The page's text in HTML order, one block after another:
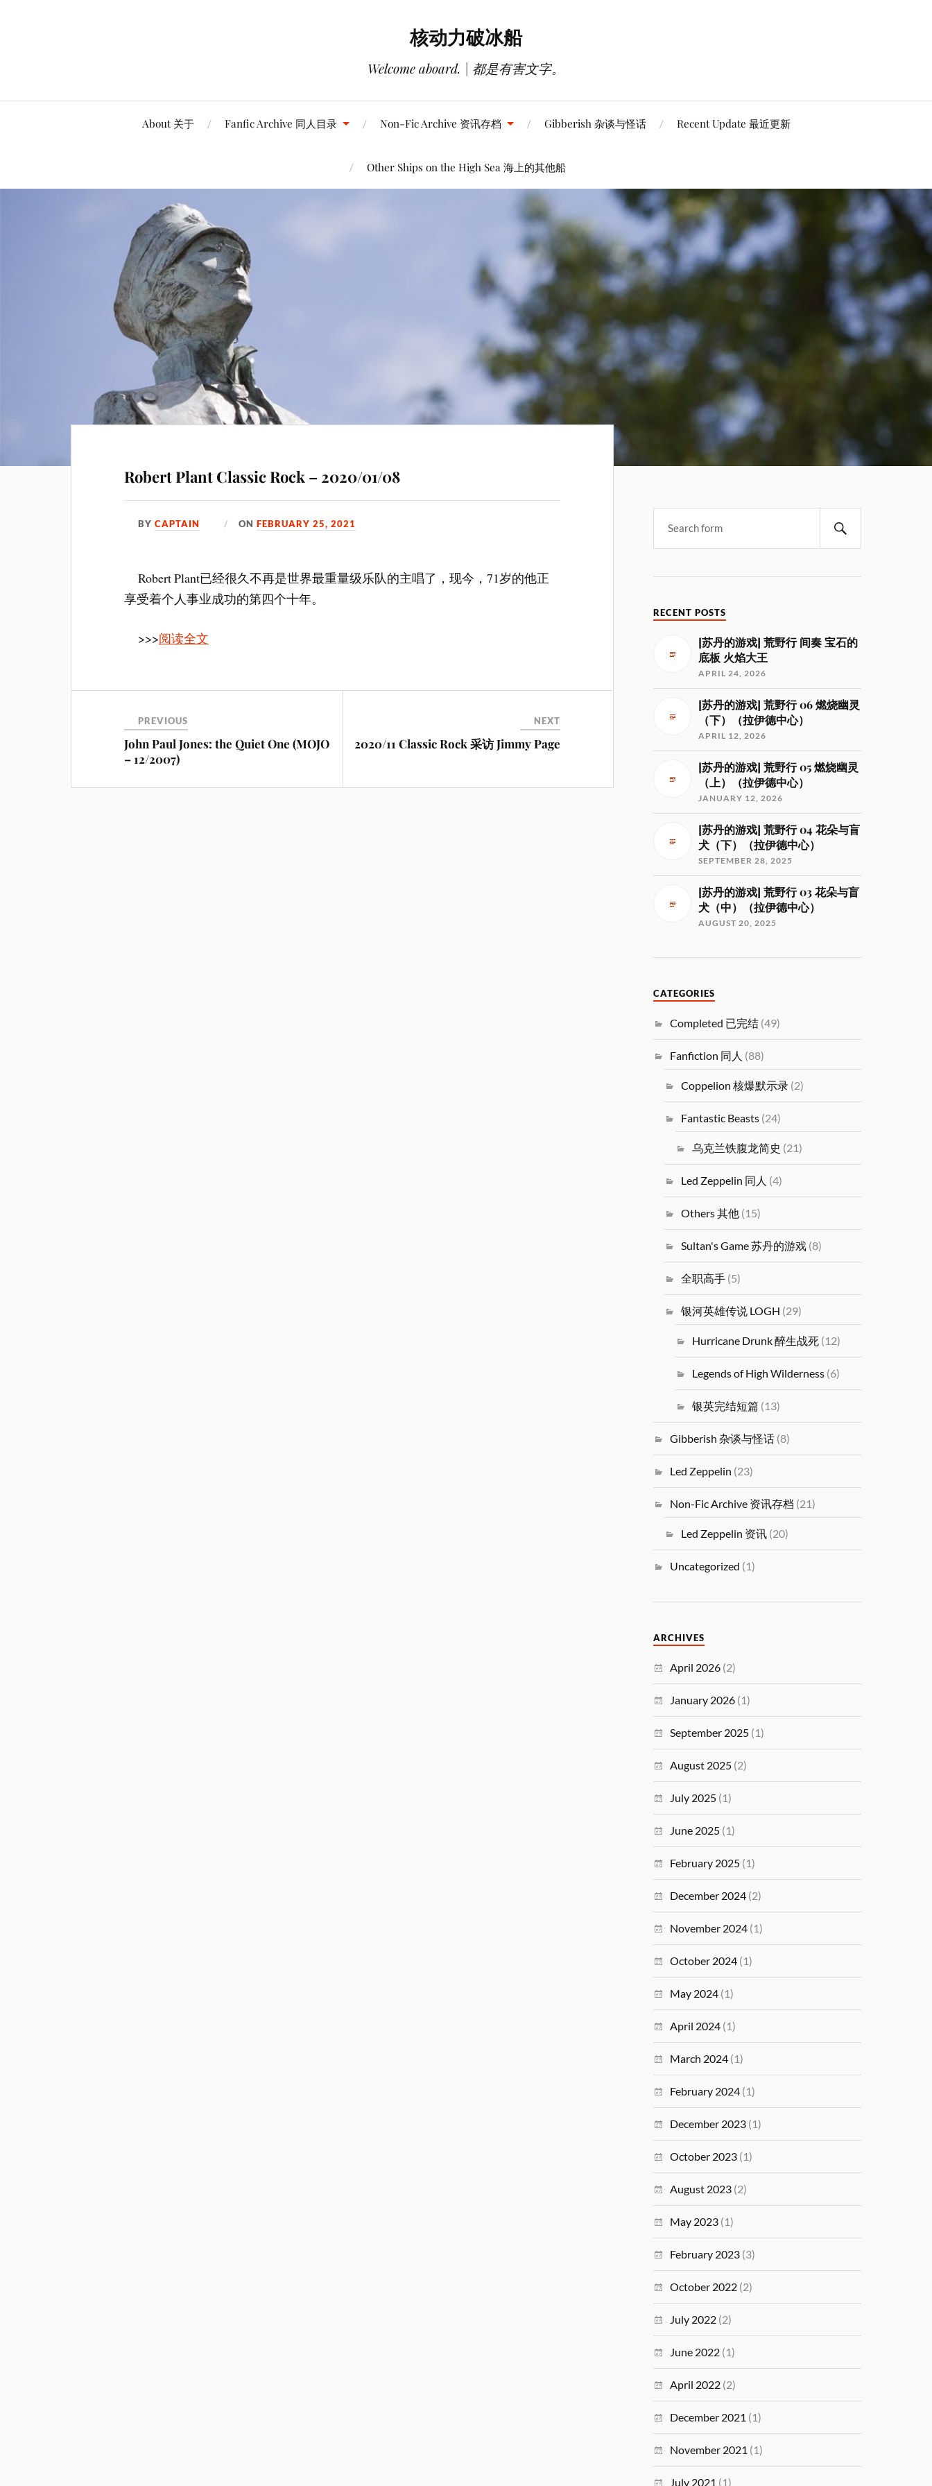
核动力破冰船
Welcome aboard. | 都是有害文字。
About 关于 Fanfic Archive 同人目录 Non-Fic Archive 资讯存档 Gibberish 杂谈与怪话 Recent Update 最近更新
Other Ships on the High Sea 海上的其他船
Robert Plant Classic Rock – 2020/01/08
BYCAPTAIN ONFEBRUARY 25, 2021
Robert Plant已经很久不再是世界最重量级乐队的主唱了，现今，71岁的他正
享受着个人事业成功的第四个十年。
>>>阅读全文
PREVIOUS
John Paul Jones: the Quiet One (MOJO
– 12/2007)
NEXT
2020/11 Classic Rock 采访 Jimmy Page
RECENT POSTS
[苏丹的游戏] 荒野行 间奏 宝石的
底板 火焰大王
APRIL 24, 2026
[苏丹的游戏] 荒野行 06 燃烧幽灵
（下）（拉伊德中心）
APRIL 12, 2026
[苏丹的游戏] 荒野行 05 燃烧幽灵
（上）（拉伊德中心）
JANUARY 12, 2026
[苏丹的游戏] 荒野行 04 花朵与盲
犬（下）（拉伊德中心）
SEPTEMBER 28, 2025
[苏丹的游戏] 荒野行 03 花朵与盲
犬（中）（拉伊德中心）
AUGUST 20, 2025
CATEGORIES
Completed 已完结 (49)
Fanfiction 同人 (88)
Coppelion 核爆默示录 (2)
Fantastic Beasts (24)
乌克兰铁腹龙简史 (21)
Led Zeppelin 同人 (4)
Others 其他 (15)
Sultan's Game 苏丹的游戏 (8)
全职高手 (5)
银河英雄传说 LOGH (29)
Hurricane Drunk 醉生战死 (12)
Legends of High Wilderness (6)
银英完结短篇 (13)
Gibberish 杂谈与怪话 (8)
Led Zeppelin (23)
Non-Fic Archive 资讯存档 (21)
Led Zeppelin 资讯 (20)
Uncategorized (1)
ARCHIVES
April 2026 (2)
January 2026 (1)
September 2025 (1)
August 2025 (2)
July 2025 (1)
June 2025 (1)
February 2025 (1)
December 2024 (2)
November 2024 (1)
October 2024 (1)
May 2024 (1)
April 2024 (1)
March 2024 (1)
February 2024 (1)
December 2023 (1)
October 2023 (1)
August 2023 (2)
May 2023 (1)
February 2023 (3)
October 2022 (2)
July 2022 (2)
June 2022 (1)
April 2022 (2)
December 2021 (1)
November 2021 (1)
July 2021 (1)